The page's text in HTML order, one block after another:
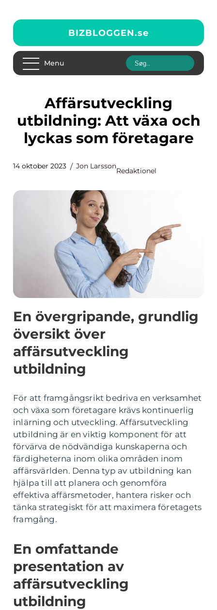
BIZBLOGGEN.se
Menu
Affärsutveckling
utbildning: Att växa och
lyckas som företagare
14 oktober 2023 Jon Larsson
Redaktionel
En övergripande, grundlig
översikt över
affärsutveckling
utbildning
För att framgångsrikt bedriva en verksamhet
och växa som företagare krävs kontinuerlig
inlärning och utveckling. Affärsutveckling
utbildning är en viktig komponent för att
förvärva de nödvändiga kunskaperna och
färdigheterna inom olika områden inom
affärsvärlden. Denna typ av utbildning kan
hjälpa till att planera och genomföra
effektiva affärsmetoder, hantera risker och
tänka strategiskt för att maximera företagets
framgång.
En omfattande
presentation av
affärsutveckling
utbildning